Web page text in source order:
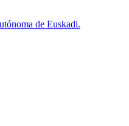
de Euskadi.